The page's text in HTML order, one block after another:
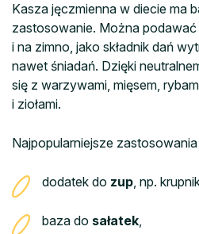
Kasza jęczmienna w diecie ma
zastosowanie. Można podawać
i na zimno, jako składnik dań
nawet śniadań. Dzięki
się z warzywami, mięsem,
i ziołami.
Najpopularniejsze
dodatek do zup, np.
baza do sałatek,